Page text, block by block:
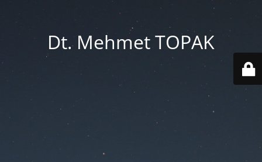
Dt. Mehmet TOPAK